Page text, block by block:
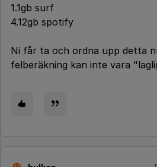
1.1gb surf
4.12gb spotify
Ni får ta och ordna upp detta
felberäkning kan inte vara